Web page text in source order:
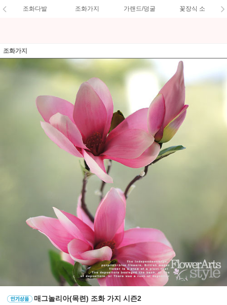
조화다발 조화가지 가랜드/덩굴 꽃장식 소
조화가지
매그놀리아(목련) 조화 가지 시즌2